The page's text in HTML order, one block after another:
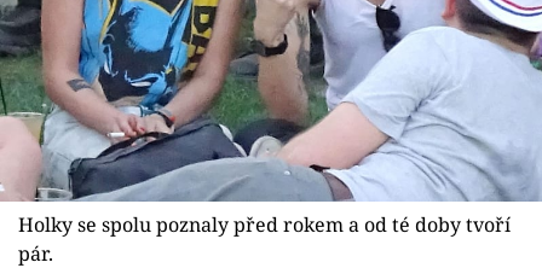
Holky se spolu poznaly před rokem a od té doby tvoří
pár.